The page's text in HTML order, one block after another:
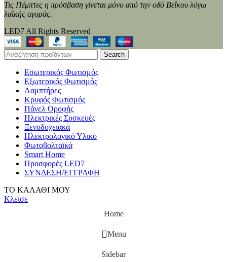
Τις Πέμπτες η πρόσβαση γίνεται μόνο από την οδό Βεΐκου λόγω
λαϊκής αγοράς.
LED7 All Rights Reserved
Search
Εσωτερικός Φωτισμός
Εξωτερικός Φωτισμός
Λαμπτήρες
Κρυφός Φωτισμός
Πάνελ Οροφής
Ηλεκτρικές Συσκευές
Ξενοδοχειακά
Ηλεκτρολογικό Υλικό
Φωτοβολταϊκά
Smart Home
Προσφορές LED7
ΣΥΝΔΕΣΗ/ΕΓΓΡΑΦΗ
ΤΟ ΚΑΛΑΘΙ ΜΟΥ
Κλείσε
Home
Menu
Sidebar